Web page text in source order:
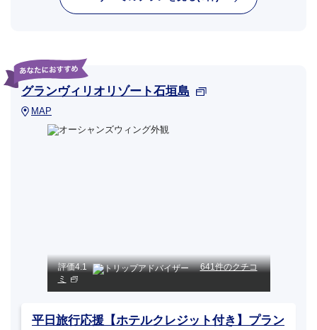
グランヴィリオリゾート石垣島
MAP
評価4.1
641件のクチコ
ミ
平日旅行応援【ホテルクレジット付き】プラン